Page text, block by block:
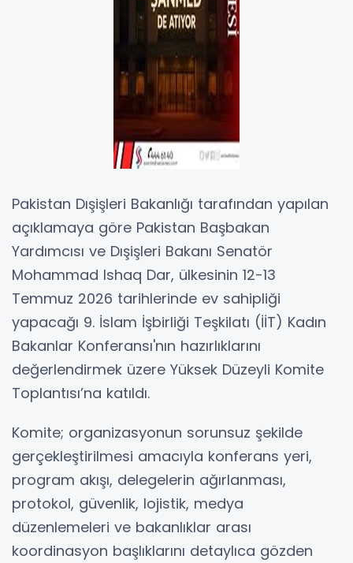
Pakistan Dışişleri Bakanlığı tarafından yapılan
açıklamaya göre Pakistan Başbakan
Yardımcısı ve Dışişleri Bakanı Senatör
Mohammad Ishaq Dar, ülkesinin 12-13
Temmuz 2026 tarihlerinde ev sahipliği
yapacağı 9. İslam İşbirliği Teşkilatı (İİT) Kadın
Bakanlar Konferansı'nın hazırlıklarını
değerlendirmek üzere Yüksek Düzeyli Komite
Toplantısı’na katıldı.
Komite; organizasyonun sorunsuz şekilde
gerçekleştirilmesi amacıyla konferans yeri,
program akışı, delegelerin ağırlanması,
protokol, güvenlik, lojistik, medya
düzenlemeleri ve bakanlıklar arası
koordinasyon başlıklarını detaylıca gözden